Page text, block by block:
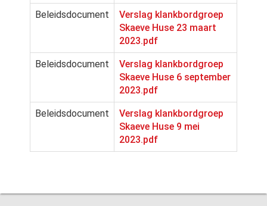
Beleidsdocument
Verslag klankbordgroep
Skaeve Huse 23 maart
2023.pdf
Beleidsdocument
Verslag klankbordgroep
Skaeve Huse 6 september
2023.pdf
Beleidsdocument
Verslag klankbordgroep
Skaeve Huse 9 mei
2023.pdf